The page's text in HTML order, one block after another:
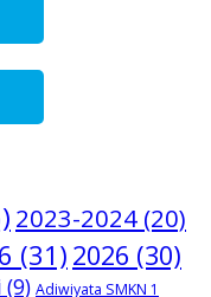
2023-2024 (20)
(31) 2026 (30)
(9) Adiwiyata SMKN 1